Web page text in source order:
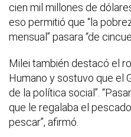
cien mil millones de
eso permitió que “la
mensual” pasara “de
Milei también destacó el
Humano y sostuvo que el
de la política social”.
que le regalaba el
pescar”, afirmó.